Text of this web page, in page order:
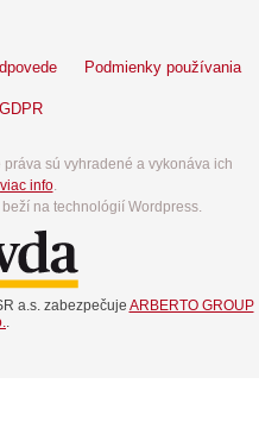
Podmienky používania
GDPR
sú vyhradené a vykonáva ich
viac info.
na technológií Wordpress.
a.s. zabezpečuje ARBERTO GROUP
.